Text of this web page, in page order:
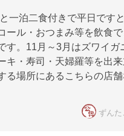
一泊二食付きで平日です
ル・おつまみ等を飲食
す。11月～3月はズワイ
キ・寿司・天婦羅等を出
場所にあるこちらの店
ずんた